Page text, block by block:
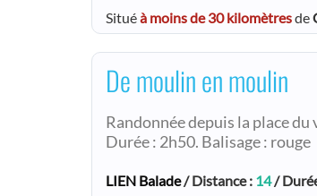
Situéà moins de 30 kilomètresde
De moulin en moulin
Randonnée depuis la place
Durée : 2h50. Balisage : rouge
LIEN Balade/ Distance : 14/